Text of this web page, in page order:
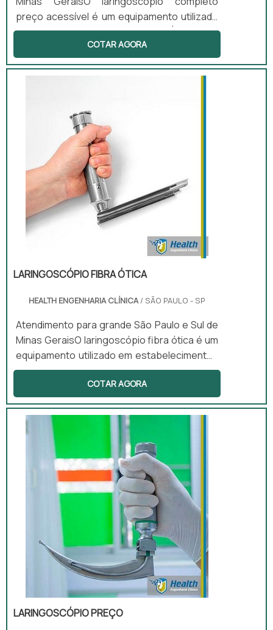
preço acessível é um equipamento utilizado
por profissionais da área médica. É portátil e
é utilizado para facilitar a visualização
durante os procedimentos de laringoscopia
e intubação endotraqueal. O laringoscópio
iluminação para facilitar os
procedimentos.Funcionalidade correta do
materialAs lâminas possuem difere...
COTAR AGORA
LARINGOSCÓPIO FIBRA ÓTICA
HEALTH ENGENHARIA CLÍNICA/ SÃO PAULO - SP
Atendimento para grande São Paulo e Sul de
Minas GeraisO laringoscópio fibra ótica é um
equipamento utilizado em estabelecimentos
médicos e tem como intuito ajudar na
visualização durante os procedimentos de
laringoscopia e intubação endotraqueal. E
faz isso utilizando iluminação e lâminas (retas
e curvas) com diferentes tamanhos que
podem se ajustar ao formato do corpo de
cada um dos pacientes que necessitarem
desses procedimentos.Prin...
COTAR AGORA
LARINGOSCÓPIO PREÇO